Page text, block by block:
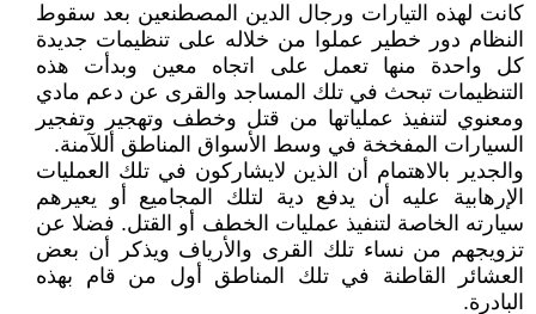
كانت لهذه التيارات ورجال الدين المصطنعين بعد سقوط
النظام دور خطير عملوا من خلاله على تنظيمات جديدة
كل واحدة منها تعمل على اتجاه معين وبدأت هذه
التنظيمات تبحث في تلك المساجد والقرى عن دعم مادي
ومعنوي لتنفيذ عملياتها من قتل وخطف وتهجير وتفجير
السيارات المفخخة في وسط الأسواق المناطق أللآمنة.
والجدير بالاهتمام أن الذين لايشاركون في تلك العمليات
الإرهابية عليه أن يدفع دية لتلك المجاميع أو يعيرهم
سيارته الخاصة لتنفيذ عمليات الخطف أو القتل. فضلا عن
تزويجهم من نساء تلك القرى والأرياف ويذكر أن بعض
العشائر القاطنة في تلك المناطق أول من قام بهذه
البادرة.